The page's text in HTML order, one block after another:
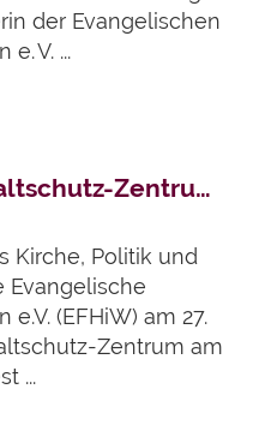
der Evangelischen
V. ...
Eröffnung des Gewaltschutz-Zentrums in Soest gefeiert
Kirche, Politik und
Evangelische
(EFHiW) am 27.
Zentrum am
...